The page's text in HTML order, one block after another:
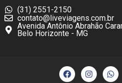
(31) 2551-2150
contato@liveviagens.com.br
Avenida Antônio Abrahão
Belo Horizonte - MG
F
a
c
I
n
s
W
h
a